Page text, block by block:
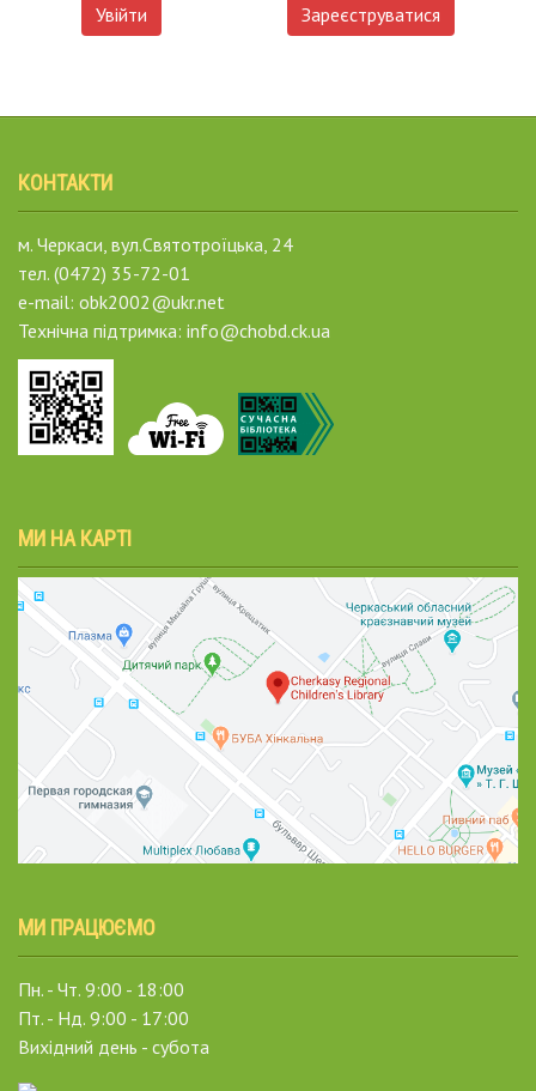
Увійти Зареєструватися
КОНТАКТИ
м. Черкаси, вул.Святотроїцька, 24
тел. (0472) 35-72-01
e-mail: obk2002@ukr.net
Технічна підтримка: info@chobd.ck.ua
МИ НА КАРТІ
МИ ПРАЦЮЄМО
Пн. - Чт. 9:00 - 18:00
Пт. - Нд. 9:00 - 17:00
Вихідний день - субота